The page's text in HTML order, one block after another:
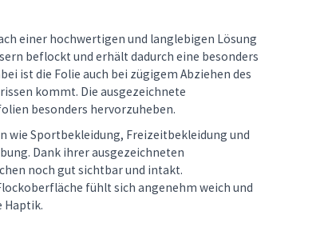
einer hochwertigen und langlebigen Lösung
beflockt und erhält dadurch eine besonders
ist die Folie auch bei zügigem Abziehen des
kommt. Die ausgezeichnete
besonders hervorzuheben.
wie Sportbekleidung, Freizeitbekleidung und
Dank ihrer ausgezeichneten
noch gut sichtbar und intakt.
fühlt sich angenehm weich und
Haptik.